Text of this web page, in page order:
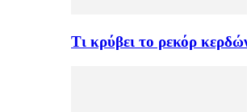
Τι κρύβει το ρεκόρ